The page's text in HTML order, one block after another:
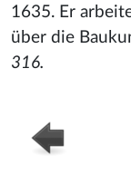
1635. Er
über die
316.